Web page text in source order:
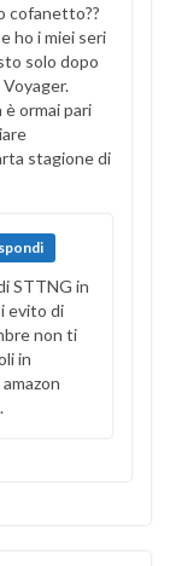
cofanetto??
ho i miei seri
solo dopo
ormai pari
stagione di
STTNG in
evito di
non ti
in